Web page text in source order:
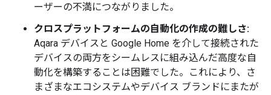
ーザーの不満につながりました。
クロスプラットフォームの自動化の作成の難しさ:
Aqara デバイスと Google Home を介して接続された
デバイスの両方をシームレスに組み込んだ高度な自
動化を構築することは困難でした。これにより、さ
まざまなエコシステムやデバイス ブランドにまたが